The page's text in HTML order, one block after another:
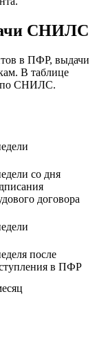
СНИЛС
в ПФР, выдачи
В таблице
по СНИЛС.
со дня
договора
после
в ПФР